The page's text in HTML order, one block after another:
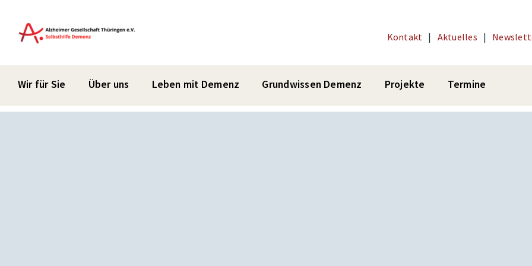
springen
Kontakt | Aktuelles |
Wir für Sie Über uns Leben mit Demenz Grundwissen Demenz Projekte Termine